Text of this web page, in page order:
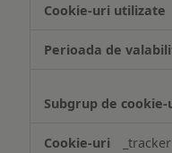
_tracker